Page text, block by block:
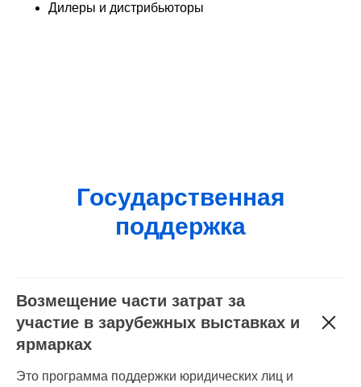
Дилеры и дистрибьюторы
Государственная
поддержка
Возмещение части затрат за
участие в зарубежных выставках и
ярмарках
Это программа поддержки юридических лиц и